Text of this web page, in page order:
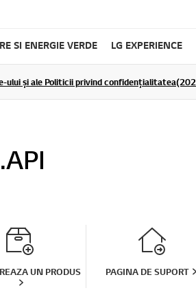
SI ENERGIE VERDE LG EXPERIENCE
ului și ale Politicii privind
UN PRODUS PAGINA DE SUPORT